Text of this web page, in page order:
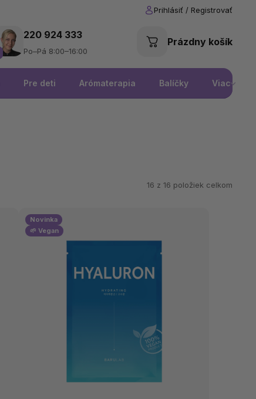
Prázdny košík
220 924 333
Po–Pá 8:00–16:00
Pre deti Arómaterapia Balíčky Viac
16 z 16 položiek celkom
Novinka
🌱 Vegan